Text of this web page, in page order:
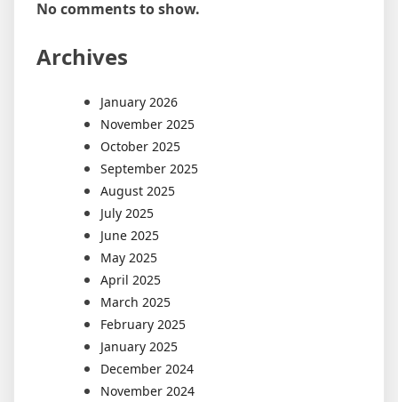
No comments to show.
Archives
January 2026
November 2025
October 2025
September 2025
August 2025
July 2025
June 2025
May 2025
April 2025
March 2025
February 2025
January 2025
December 2024
November 2024